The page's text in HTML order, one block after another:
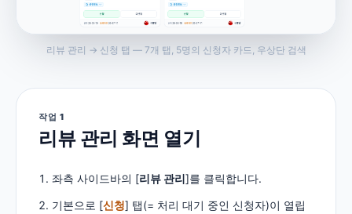
리뷰 관리 → 신청 탭 — 7개 탭, 5명의 신청자 카드, 우상단 검색
작업 1
리뷰 관리 화면 열기
좌측 사이드바의 [리뷰 관리]를 클릭합니다.
기본으로 [신청] 탭(= 처리 대기 중인 신청자)이 열립